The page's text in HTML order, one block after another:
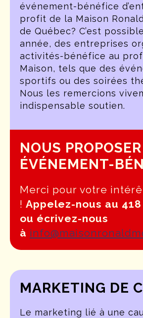
événement-bénéfice
profit de la Maison
de Québec? C’est
année, des entreprises
activités-bénéfice au
Maison, tels que des
sportifs ou des soirées
Nous les remercions
indispensable soutien.
NOUS
ÉVÉNEMENT-
Merci pour votre
! Appelez-nous au 418
ou écrivez-nous
à
MARKETING DE
Le marketing lié à une